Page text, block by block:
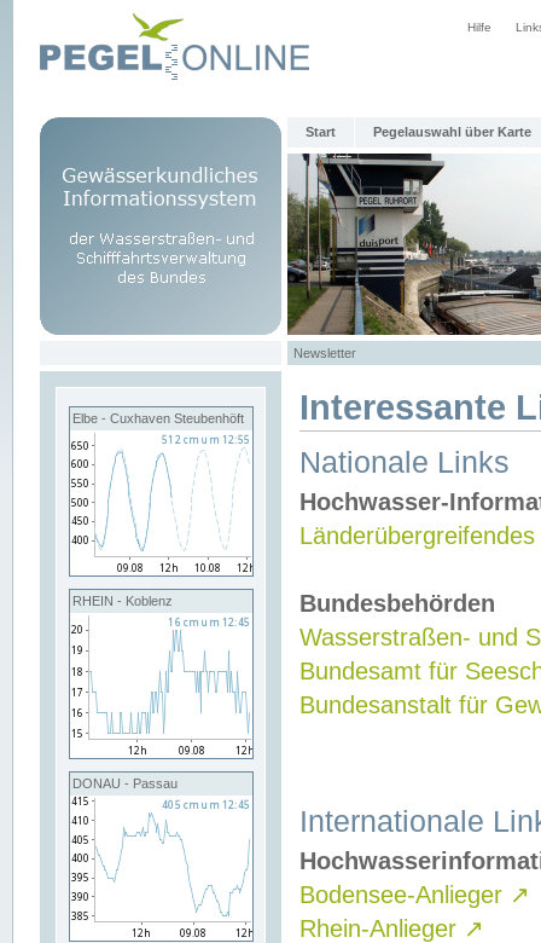
Hilfe
Start Pegelauswahl über Karte
Newsletter
Elbe - Cuxhaven Steubenhöft
RHEIN - Koblenz
DONAU - Passau
Interessante
Nationale Links
Hochwasser-
Bundesbehörden
Wasserstraßen- und
Bundesamt für
Bundesanstalt für
Internationale
Bodensee-Anlieger ↗
Rhein-Anlieger ↗